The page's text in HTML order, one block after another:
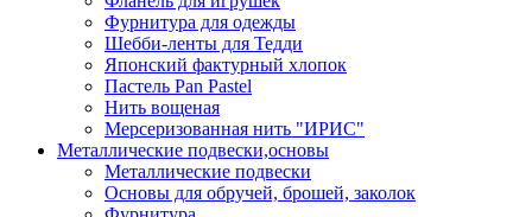
Фурнитура для одежды
Шебби-ленты для Тедди
Японский фактурный хлопок
Пастель Pan Pastel
Нить вощеная
Мерсеризованная нить "ИРИС"
Металлические подвески,основы
Металлические подвески
Основы для обручей, брошей, заколок